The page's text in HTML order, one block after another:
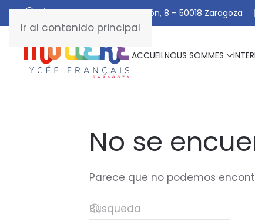
Ir al contenido principal
C/ De Manuel Marraco Ramón, 8 – 50018 Zaragoza
ACCUEILNOUS SOMMES
No se
Parece que no podemos